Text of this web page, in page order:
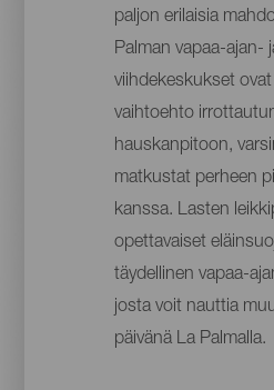
paljon erilaisia
Palman vapaa-ajan-
viihdekeskukset
vaihtoehto
hauskanpitoon,
matkustat perheen
kanssa. Lasten
opettavaiset
täydellinen vapaa-
josta voit nauttia
päivänä La Palmalla.